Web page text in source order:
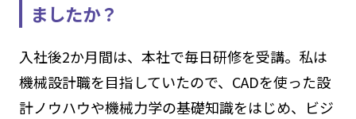
ましたか？
入社後2か月間は、本社で毎日研修を受講。私は
機械設計職を目指していたので、CADを使った設
計ノウハウや機械力学の基礎知識をはじめ、ビジ